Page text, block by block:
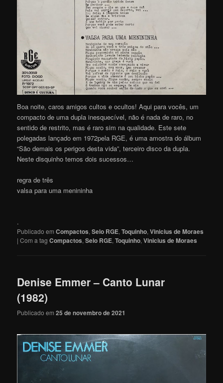
Boa noite, caros amigos cultos e ocultos! Aqui para vocês, um
compacto de uma dupla inesquecível, não é nada de raro, no
sentido de restrito, mas é raro sim na qualidade. Este sete
polegadas lançado em 1972pela RGE, é uma amostra do álbum
“São demais os perigos desta vida”, terceiro disco da dupla.
Neste disquinho temos dois sucessos…
regra de três
valsa para uma menininha
.
Publicado em Compactos,Selo RGE,Toquinho,Vinicius de Moraes
|Com a tagCompactos,Selo RGE,Toquinho,Vinicius de Moraes
Denise Emmer – Canto Lunar
(1982)
Publicado em25 de novembro de 2021